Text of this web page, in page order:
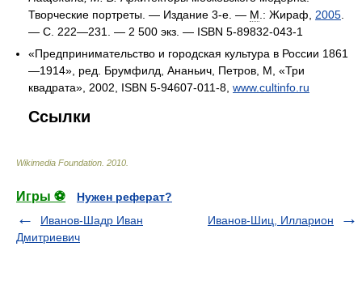
Творческие портреты. — Издание 3-е. — М .: Жираф, 2005
— С. 222—231. — 2 500 экз . — ISBN 5-89832-043-1
«Предпринимательство и городская культура в России 1861
—1914», ред. Брумфилд, Ананьич, Петров, М, «Три
квадрата», 2002, ISBN 5-94607-011-8, www.cultinfo.ru
Ссылки
Wikimedia Foundation 2010
Игры ⚽
Нужен реферат?
Иванов-Шадр Иван
Дмитриевич
Иванов-Шиц, Илларион